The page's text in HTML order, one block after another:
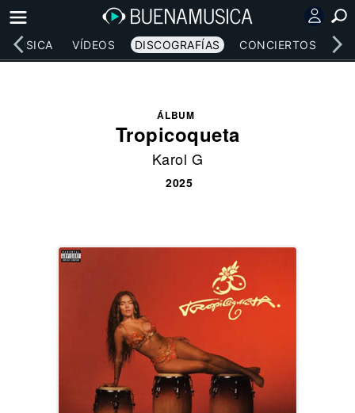
MÚSICA VÍDEOS DISCOGRAFÍAS CONCIERTOS
ÁLBUM
Tropicoqueta
Karol G
2025